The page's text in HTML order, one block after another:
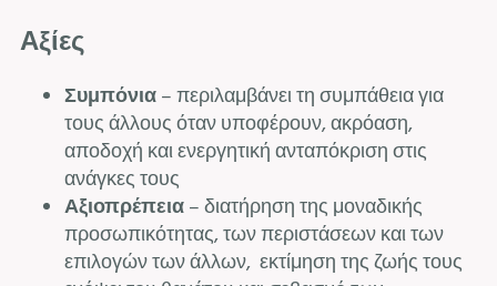
Αξίες
Συμπόνια– περιλαμβάνει τη συμπάθεια για
τους άλλους όταν υποφέρουν, ακρόαση,
αποδοχή και ενεργητική ανταπόκριση στις
ανάγκες τους
Αξιοπρέπεια– διατήρηση της μοναδικής
προσωπικότητας, των περιστάσεων και των
επιλογών των άλλων, εκτίμηση της ζωής τους